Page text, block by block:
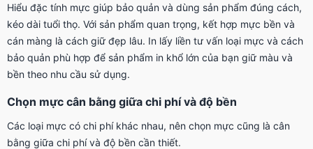
Hiểu đặc tính mực giúp bảo quản và dùng sản phẩm đúng cách,
kéo dài tuổi thọ. Với sản phẩm quan trọng, kết hợp mực bền và
cán màng là cách giữ đẹp lâu. In lấy liền tư vấn loại mực và cách
bảo quản phù hợp để sản phẩm in khổ lớn của bạn giữ màu và
bền theo nhu cầu sử dụng.
Chọn mực cân bằng giữa chi phí và độ bền
Các loại mực có chi phí khác nhau, nên chọn mực cũng là cân
bằng giữa chi phí và độ bền cần thiết.